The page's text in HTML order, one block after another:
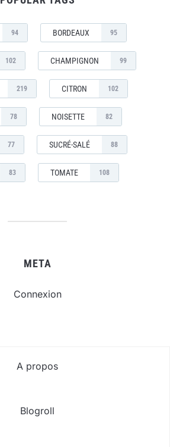
94 BORDEAUX 95
102 CHAMPIGNON 99
219 CITRON 102
78 NOISETTE 82
77 SUCRÉ-SALÉ 88
83 TOMATE 108
META
Connexion
A propos
Blogroll